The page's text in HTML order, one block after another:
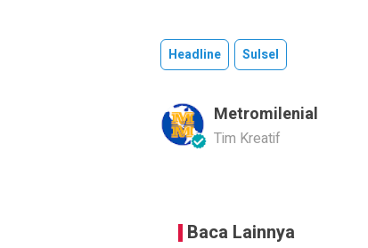
Headline Sulsel
Metromilenial
Tim Kreatif
Baca Lainnya